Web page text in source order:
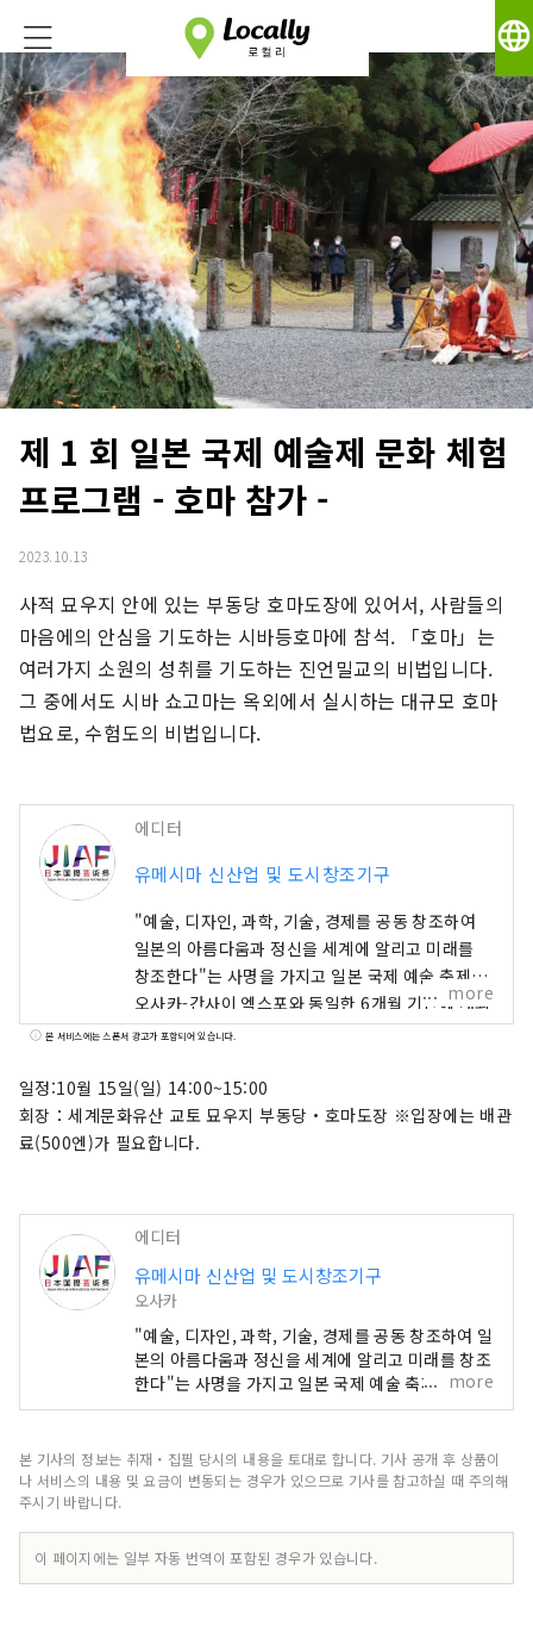
language
제 1 회 일본 국제 예술제 문화 체험
프로그램 - 호마 참가 -
2023.10.13
사적 묘우지 안에 있는 부동당 호마도장에 있어서, 사람들의
마음에의 안심을 기도하는 시바등호마에 참석. 「호마」는
여러가지 소원의 성취를 기도하는 진언밀교의 비법입니다.
그 중에서도 시바 쇼고마는 옥외에서 실시하는 대규모 호마
법요로, 수험도의 비법입니다.
에디터
유메시마 신산업 및 도시창조기구
"예술, 디자인, 과학, 기술, 경제를 공동 창조하여
일본의 아름다움과 정신을 세계에 알리고 미래를
창조한다"는 사명을 가지고 일본 국제 예술 축제가
오사카-간사이 엑스포와 동일한 6개월 기간에 개최
됩니다. 이번 엑스포에는 158개 국가 및 지역과 7
카, 간사이, 그리고 전국 각지에서 펼쳐지는 네트워
크를 통해 문화예술, 경제, 사회의 선순환과 삶이 빛
나는 웰빙 미래를 만들어가는 데 기여할 것입니다.
넓혀갈 수 있기를 기대합니다.
************************************** 유
메시마 신산업 및 도시창조기구(주) / 사무국: 건강
한 도시디자인연구소(주)
https://yumeshimakikou.org/ 마이니치 신
문사 빌딩, 오사카시 기타구 우메다 3-4-5, 우편번
호 530-0001 이메일:
info@yumeshimakikou.com 전화: 06-
***************************************
more
본 서비스에는 스폰서 광고가 포함되어 있습니다.
일정:10월 15일(일) 14:00~15:00
회장：세계문화유산 교토 묘우지 부동당・호마도장 ※입장에는 배관
료(500엔)가 필요합니다.
에디터
유메시마 신산업 및 도시창조기구
오사카
"예술, 디자인, 과학, 기술, 경제를 공동 창조하여 일
본의 아름다움과 정신을 세계에 알리고 미래를 창조
한다"는 사명을 가지고 일본 국제 예술 축제가 오사
카-간사이 엑스포와 동일한 6개월 기간에 개최됩니
제기구가 참가하며, 엑스포 현장과 교토, 오사카, 간
사이, 그리고 전국 각지에서 펼쳐지는 네트워크를
웰빙 미래를 만들어가는 데 기여할 것입니다. 이번
엑스포를 통해 전 세계 국가들과 다양한 문화예술,
과학기술, 경제 분야에서 공동 창조의 범위를 넓혀
more
본 기사의 정보는 취재・집필 당시의 내용을 토대로 합니다. 기사 공개 후 상품이
나 서비스의 내용 및 요금이 변동되는 경우가 있으므로 기사를 참고하실 때 주의해
주시기 바랍니다.
이 페이지에는 일부 자동 번역이 포함된 경우가 있습니다.